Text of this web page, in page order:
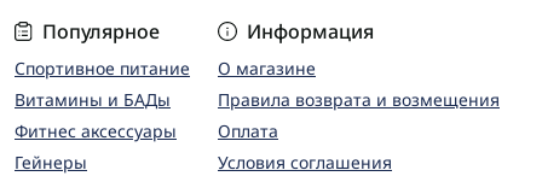
Популярное
Спортивное питание
Витамины и БАДы
Фитнес аксессуары
Гейнеры
Информация
О магазине
Правила возврата и возмещения
Оплата
Условия соглашения